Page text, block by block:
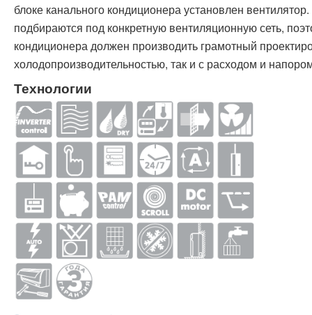
блоке канального кондиционера установлен
подбираются под конкретную вентиляционную сеть,
кондиционера должен производить грамотный
холодопроизводительностью, так и с расходом и
Технологии